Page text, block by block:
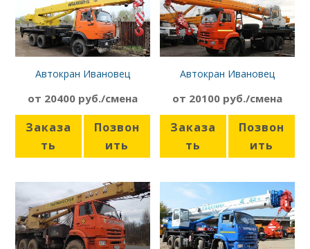
Автокран Ивановец
от 20400 руб./смена
Заказа
ть
Позвон
ить
Автокран Ивановец
от 20100 руб./смена
Заказа
ть
Позвон
ить